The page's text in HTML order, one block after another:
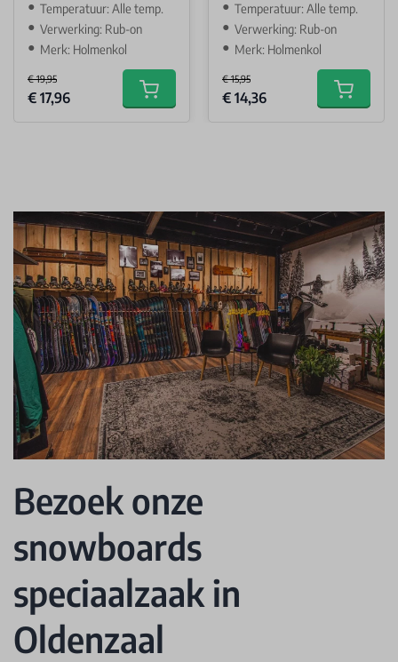
Temperatuur: Alle temp.
Verwerking: Rub-on
Merk: Holmenkol
€ 19,95
Special Price
€ 17,96 Add to cart
Temperatuur: Alle temp.
Verwerking: Rub-on
Merk: Holmenkol
€ 15,95
Special Price
€ 14,36 Add to
Bezoek onze
snowboards
speciaalzaak in
Oldenzaal